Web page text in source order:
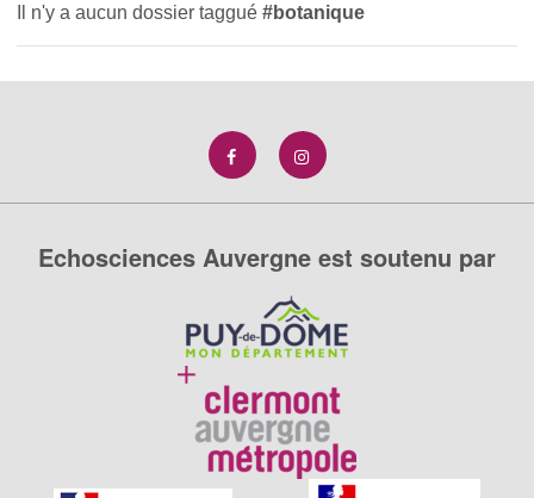
Il n'y a aucun dossier taggué#botanique
Echosciences Auvergne est soutenu par